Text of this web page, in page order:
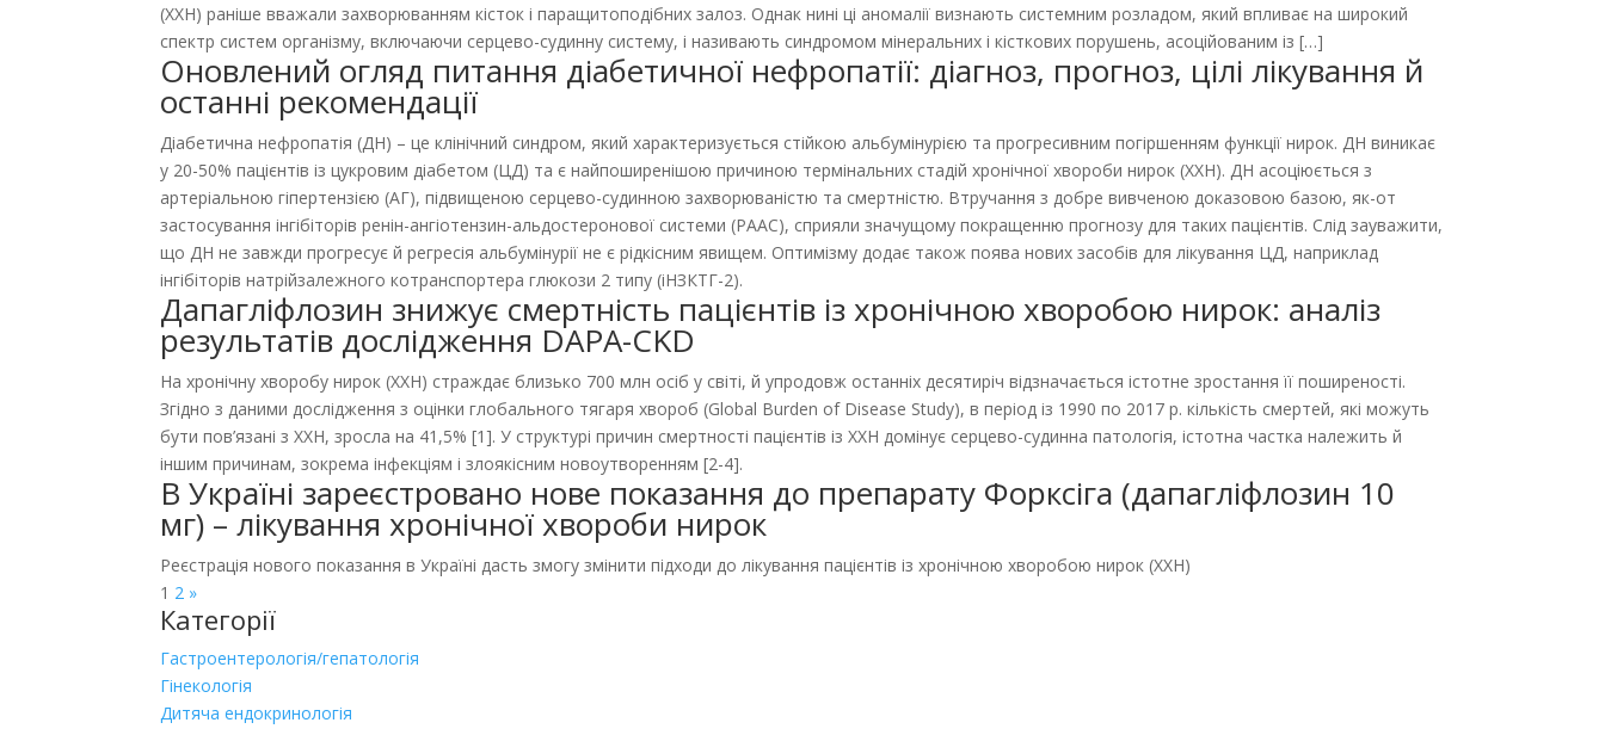
(ХХН) раніше вважали захворюванням кісток і паращитоподібних залоз. Однак нині ці аномалії визнають системним розладом, який впливає на широкий
спектр систем організму, включаючи серцево-судинну систему, і називають синдромом мінеральних і кісткових порушень, асоційованим із […]
Оновлений огляд питання діабетичної нефропатії: діагноз, прогноз, цілі лікування й
останні рекомендації
Діабетична нефропатія (ДН) – це клінічний синдром, який характеризується стійкою альбумінурією та прогресивним погіршенням функції нирок. ДН виникає
у 20-50% пацієнтів із цукровим діабетом (ЦД) та є найпоширенішою причиною термінальних стадій хронічної хвороби нирок (ХХН). ДН асоціюється з
артеріальною гіпертензією (АГ), підвищеною серцево-судинною захворюваністю та смертністю. Втручання з добре вивченою доказовою базою, як-от
застосування інгібіторів ренін-ангіотензин-альдостеронової системи (РААС), сприяли значущому покращенню прогнозу для таких пацієнтів. Слід зауважити,
що ДН не завжди прогресує й регресія альбумінурії не є рідкісним явищем. Оптимізму додає також поява нових засобів для лікування ЦД, наприклад
інгібіторів натрійзалежного котранспортера глюкози 2 типу (іНЗКТГ-2).
Дапагліфлозин знижує смертність пацієнтів із хронічною хворобою нирок: аналіз
результатів дослідження DAPA-CKD
На хронічну хворобу нирок (ХХН) страждає близько 700 млн осіб у світі, й упродовж останніх десятиріч відзначається істотне зростання її поширеності.
Згідно з даними дослідження з оцінки глобального тягаря хвороб (Global Burden of Disease Study), в період із 1990 по 2017 р. кількість смертей, які можуть
бути пов’язані з ХХН, зросла на 41,5% [1]. У структурі причин смертності пацієнтів із ХХН домінує серцево-судинна патологія, істотна частка належить й
іншим причинам, зокрема інфекціям і злоякісним новоутворенням [2-4].
В Україні зареєстровано нове показання до препарату Форксіга (дапагліфлозин 10
мг) – лікування хронічної хвороби нирок
Реєстрація нового показання в Україні дасть змогу змінити підходи до лікування пацієнтів із хронічною хворобою нирок (ХХН)
1 2 »
Категорії
Гастроентерологія/гепатологія
Гінекологія
Дитяча ендокринологія